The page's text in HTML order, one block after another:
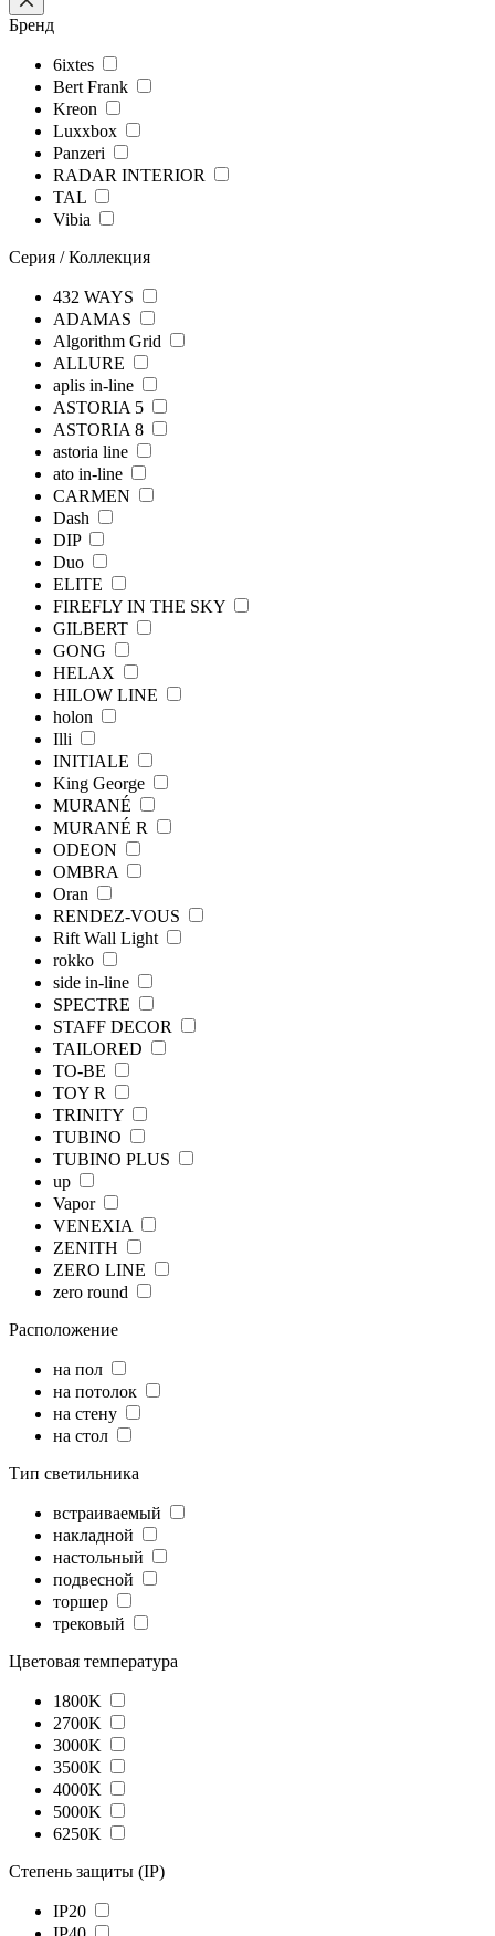
Бренд
6ixtes
Bert Frank
Kreon
Luxxbox
Panzeri
RADAR INTERIOR
TAL
Vibia
Серия / Коллекция
432 WAYS
ADAMAS
Algorithm Grid
ALLURE
aplis in-line
ASTORIA 5
ASTORIA 8
astoria line
ato in-line
CARMEN
Dash
DIP
Duo
ELITE
FIREFLY IN THE SKY
GILBERT
GONG
HELAX
HILOW LINE
holon
Illi
INITIALE
King George
MURANÉ
MURANÉ R
ODEON
OMBRA
Oran
RENDEZ-VOUS
Rift Wall Light
rokko
side in-line
SPECTRE
STAFF DECOR
TAILORED
TO-BE
TOY R
TRINITY
TUBINO
TUBINO PLUS
up
Vapor
VENEXIA
ZENITH
ZERO LINE
zero round
Расположение
на пол
на потолок
на стену
на стол
Тип светильника
встраиваемый
накладной
настольный
подвесной
торшер
трековый
Цветовая температура
1800K
2700K
3000K
3500K
4000K
5000K
6250K
Степень защиты (IP)
IP20